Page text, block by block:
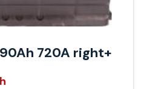
720A right+